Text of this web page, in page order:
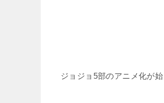
ジョジョ5部のアニメ化が始